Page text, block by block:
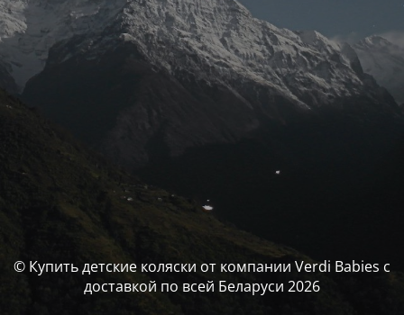
© Купить детские коляски от компании Verdi Babies с
доставкой по всей Беларуси 2026